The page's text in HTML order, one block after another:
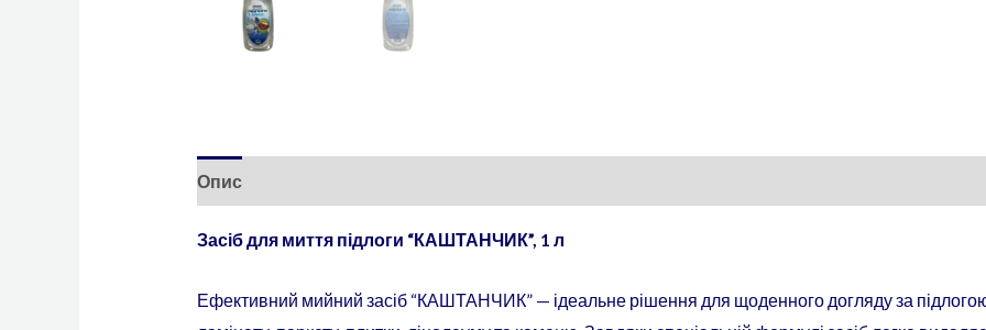
Опис
Засіб для миття підлоги “КАШТАНЧИК”, 1 л
Ефективний мийний засіб “КАШТАНЧИК” — ідеальне рішення для щоденного догляду за підлогою.